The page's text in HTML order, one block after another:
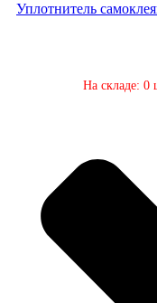
Уплотнитель
На складе: 0